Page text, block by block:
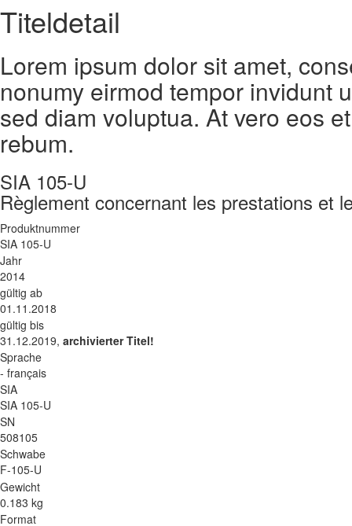
Titeldetail
Lorem ipsum dolor sit amet,
nonumy eirmod tempor invidunt
sed diam voluptua. At vero eos
rebum.
SIA 105-U
Règlement concernant les prestations et
Produktnummer
SIA 105-U
Jahr
2014
gültig ab
01.11.2018
gültig bis
31.12.2019, archivierter Titel!
Sprache
- français
SIA
SIA 105-U
SN
508105
Schwabe
F-105-U
Gewicht
0.183 kg
Format